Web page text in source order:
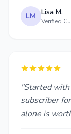
LM Lisa M.
Verified
"Started
subscriber
alone is